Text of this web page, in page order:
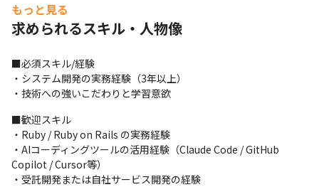
知見は即ルール化され、全社員のAI環境に自動配信されます。
もっと見る
求められるスキル・人物像
■必須スキル/経験
・システム開発の実務経験（3年以上）
・技術への強いこだわりと学習意欲
■歓迎スキル
・Ruby / Ruby on Rails の実務経験
・AIコーディングツールの活用経験（Claude Code / GitHub
Copilot / Cursor等）
・受託開発または自社サービス開発の経験